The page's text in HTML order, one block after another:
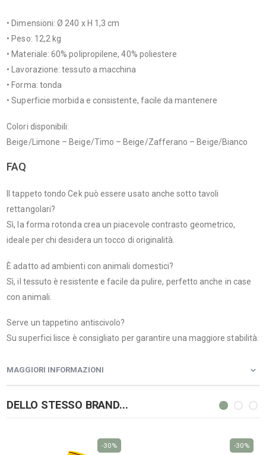
• Dimensioni: Ø 240 x H 1,3 cm
• Peso: 12,2 kg
• Materiale: 60% polipropilene, 40% poliestere
• Lavorazione: tessuto a macchina
• Forma: tonda
• Superficie morbida e consistente, facile da mantenere
Colori disponibili:
Beige/Limone – Beige/Timo – Beige/Zafferano – Beige/Bianco
FAQ
Il tappeto tondo Cek può essere usato anche sotto tavoli
rettangolari?
Sì, la forma rotonda crea un piacevole contrasto geometrico,
ideale per chi desidera un tocco di originalità.
È adatto ad ambienti con animali domestici?
Sì, il tessuto è resistente e facile da pulire, perfetto anche in case
con animali.
Serve un tappetino antiscivolo?
Su superfici lisce è consigliato per garantire una maggiore stabilità.
MAGGIORI INFORMAZIONI
DELLO STESSO BRAND...
-30% -30%